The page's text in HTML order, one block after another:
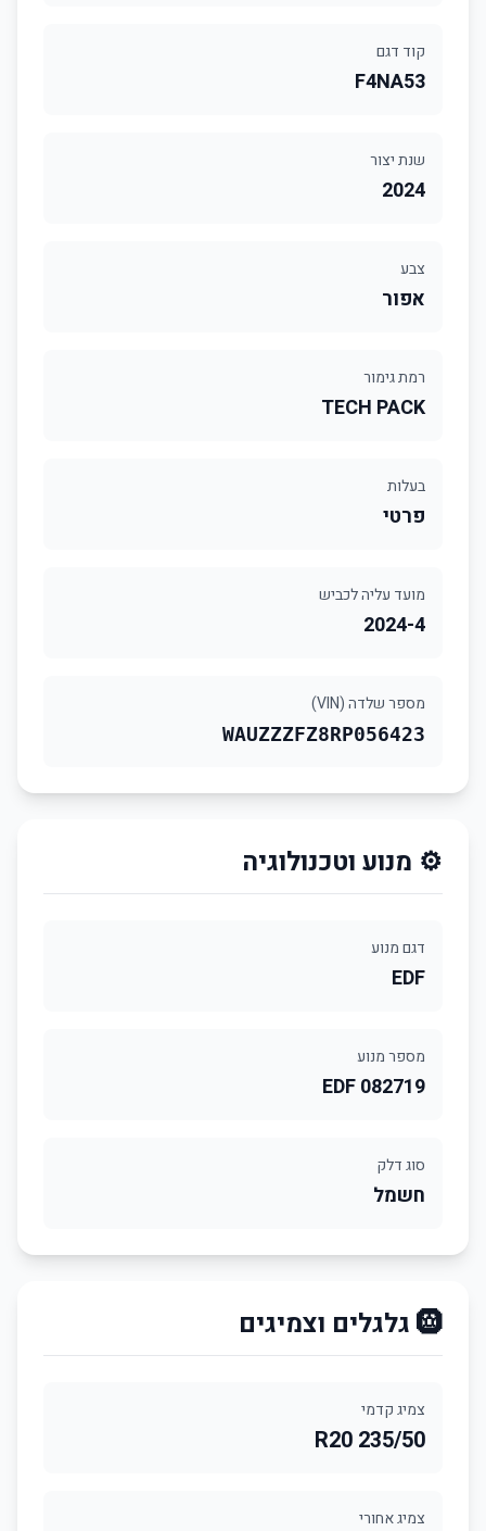
קוד דגם
F4NA53
שנת יצור
2024
צבע
אפור
רמת גימור
TECH PACK
בעלות
פרטי
מועד עליה לכביש
2024-4
מספר שלדה (VIN)
WAUZZZFZ8RP056423
⚙️ מנוע וטכנולוגיה
דגם מנוע
EDF
מספר מנוע
EDF 082719
סוג דלק
חשמל
🛞 גלגלים וצמיגים
צמיג קדמי
235/50 R20
צמיג אחורי